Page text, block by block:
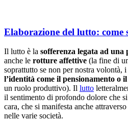
Elaborazione del lutto: come
Il lutto è la sofferenza legata ad una
anche le rotture affettive (la fine di
soprattutto se non per nostra volontà, i
l’identità come il pensionamento o
un ruolo produttivo). Il lutto
il sentimento di profondo dolore che
cara, che si manifesta anche
nelle varie società.